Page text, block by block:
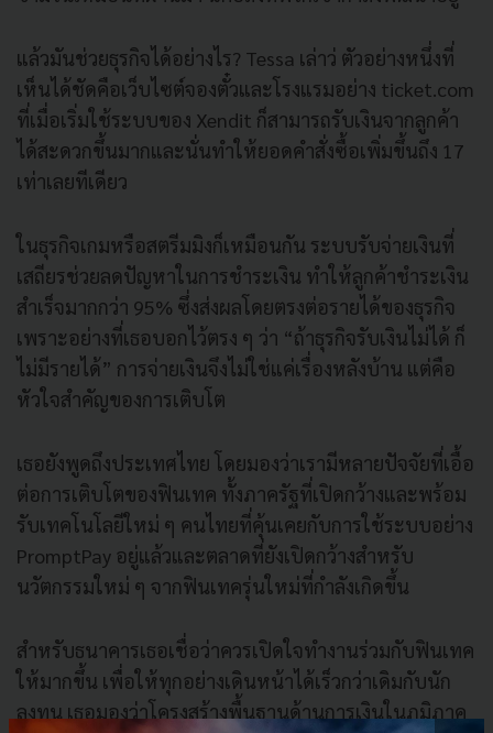
แล้วมันช่วยธุรกิจได้อย่างไร? Tessa เล่าว่ ตัวอย่างหนึ่งที่
เห็นได้ชัดคือเว็บไซต์จองตั๋วและโรงแรมอย่าง ticket.com
ที่เมื่อเริ่มใช้ระบบของ Xendit ก็สามารถรับเงินจากลูกค้า
ได้สะดวกขึ้นมากและนั่นทำให้ยอดคำสั่งซื้อเพิ่มขึ้นถึง 17
เท่าเลยทีเดียว
ในธุรกิจเกมหรือสตรีมมิงก็เหมือนกัน ระบบรับจ่ายเงินที่
เสถียรช่วยลดปัญหาในการชำระเงิน ทำให้ลูกค้าชำระเงิน
สำเร็จมากกว่า 95% ซึ่งส่งผลโดยตรงต่อรายได้ของธุรกิจ
เพราะอย่างที่เธอบอกไว้ตรง ๆ ว่า “ถ้าธุรกิจรับเงินไม่ได้ ก็
ไม่มีรายได้” การจ่ายเงินจึงไม่ใช่แค่เรื่องหลังบ้าน แต่คือ
หัวใจสำคัญของการเติบโต
เธอยังพูดถึงประเทศไทย โดยมองว่าเรามีหลายปัจจัยที่เอื้อ
ต่อการเติบโตของฟินเทค ทั้งภาครัฐที่เปิดกว้างและพร้อม
รับเทคโนโลยีใหม่ ๆ คนไทยที่คุ้นเคยกับการใช้ระบบอย่าง
PromptPay อยู่แล้วและตลาดที่ยังเปิดกว้างสำหรับ
นวัตกรรมใหม่ ๆ จากฟินเทครุ่นใหม่ที่กำลังเกิดขึ้น
สำหรับธนาคารเธอเชื่อว่าควรเปิดใจทำงานร่วมกับฟินเทค
ให้มากขึ้น เพื่อให้ทุกอย่างเดินหน้าได้เร็วกว่าเดิมกับนัก
ลงทุน เธอมองว่าโครงสร้างพื้นฐานด้านการเงินในภูมิภาค